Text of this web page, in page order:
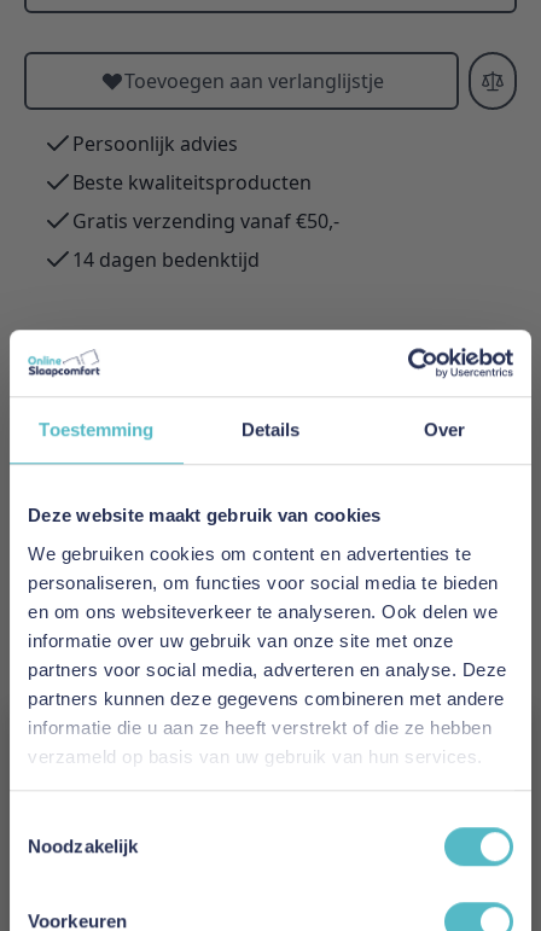
Toestemming Details Over
Deze website maakt gebruik van cookies
We gebruiken cookies om content en advertenties te
personaliseren, om functies voor social media te bieden
en om ons websiteverkeer te analyseren. Ook delen we
informatie over uw gebruik van onze site met onze
partners voor social media, adverteren en analyse. Deze
partners kunnen deze gegevens combineren met andere
informatie die u aan ze heeft verstrekt of die ze hebben
verzameld op basis van uw gebruik van hun services.
Noodzakelijk
Voorkeuren
Toevoegen aan verlanglijstje
Persoonlijk advies
Beste kwaliteitsproducten
Gratis verzending vanaf €50,-
14 dagen bedenktijd
Omschrijving / Aabe Corfu Deken
Reviews
Meer informatie
Merk
Aabe
Levertijd
1 tot 2 werkdagen
E-mail